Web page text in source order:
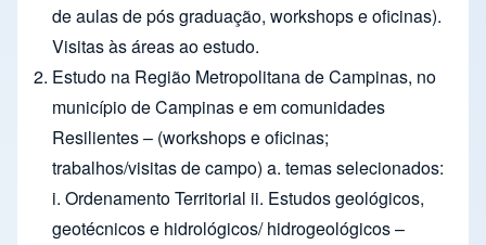
de aulas de pós graduação, workshops e oﬁcinas).
Visitas às áreas ao estudo.
Estudo na Região Metropolitana de Campinas, no
município de Campinas e em comunidades
Resilientes – (workshops e oﬁcinas;
trabalhos/visitas de campo) a. temas selecionados:
i. Ordenamento Territorial ii. Estudos geológicos,
geotécnicos e hidrológicos/ hidrogeológicos –